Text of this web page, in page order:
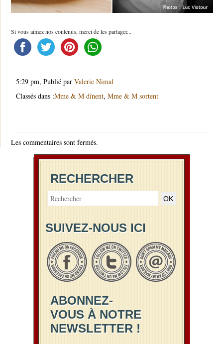
Si vous aimez nos contenus, merci de les partager...
5:29 pm, Publié par Valerie Nimal
Classés dans :Mme & M dînent, Mme & M sortent
Les commentaires sont fermés.
RECHERCHER
OK
SUIVEZ-NOUS ICI
ABONNEZ-
VOUS À NOTRE
NEWSLETTER !